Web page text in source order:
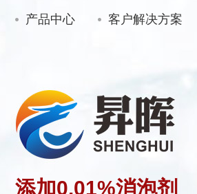
产品中心 客户解决方案
添加0.01%消泡剂